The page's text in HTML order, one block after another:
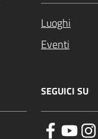
Luoghi
Eventi
SEGUICI SU